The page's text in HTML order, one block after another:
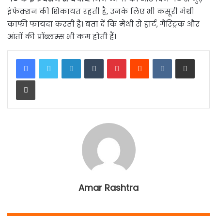
इंफेक्शन की शिकायत रहती है, उनके लिए भी कसूरी मेथी
काफी फायदा करती है। बता दें कि मेथी से हार्ट, गैस्ट्रिक और
आंतों की प्रॉब्लम्स भी कम होती हैं।
LinkedInTumblrPinterestReddit VKontakteShare via Email
Print
Amar Rashtra